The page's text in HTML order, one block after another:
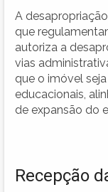
A
que
autoriza a
vias
que o imóvel
educacionais,
de expansão do
Recepção